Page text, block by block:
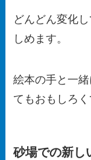
どんどん変化
しめます。
絵本の手と一
てもおもしろ
砂場での新し